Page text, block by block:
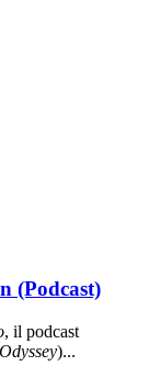
(Podcast)
, il podcast
)...